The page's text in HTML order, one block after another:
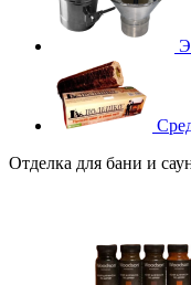
Отделка для бани и